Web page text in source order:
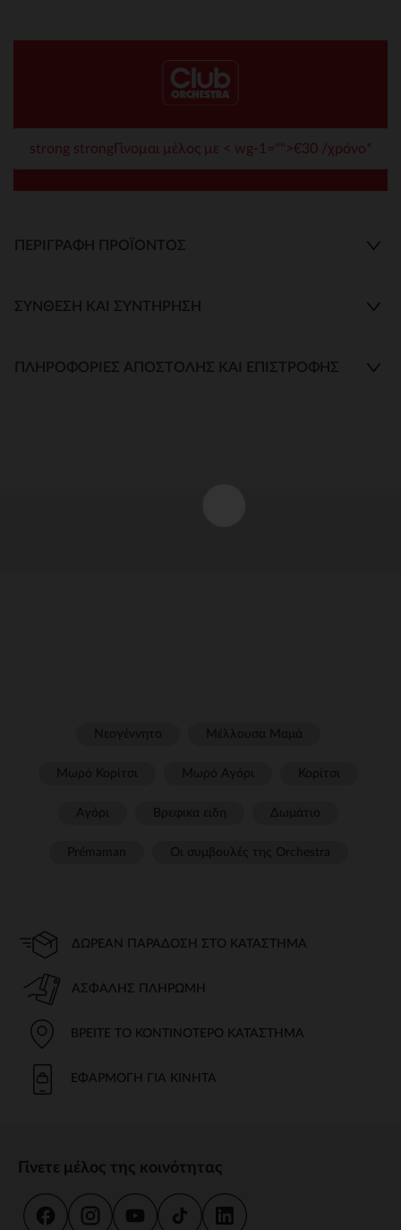
strong strongΓίνομαι μέλος με < wg-1="">€30 /χρόνο*
ΠΕΡΙΓΡΑΦΉ ΠΡΟΪΌΝΤΟΣ
ΣΎΝΘΕΣΗ ΚΑΙ ΣΥΝΤΉΡΗΣΗ
ΠΛΗΡΟΦΟΡΊΕΣ ΑΠΟΣΤΟΛΉΣ ΚΑΙ ΕΠΙΣΤΡΟΦΉΣ
ΔΩΡΕΆΝ ΠΑΡΆΔΟΣΗ ΣΤΟ ΚΑΤΆΣΤΗΜΑ
ΑΣΦΑΛΉΣ ΠΛΗΡΩΜΉ
ΒΡΕΊΤΕ ΤΟ ΚΟΝΤΙΝΌΤΕΡΟ ΚΑΤΆΣΤΗΜΑ
ΕΦΑΡΜΟΓΉ ΓΙΑ ΚΙΝΗΤΆ
Γίνετε μέλος της κοινότητας